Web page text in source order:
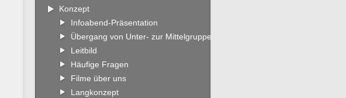
Konzept
Infoabend-Präsentation
Übergang von Unter- zur Mittelgruppe
Leitbild
Häufige Fragen
Filme über uns
Langkonzept